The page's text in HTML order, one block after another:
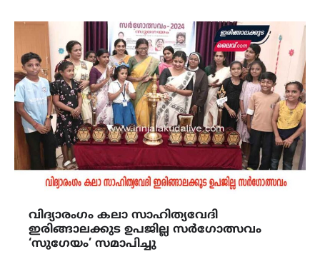
വിദ്യാരംഗം കലാ സാഹിത്യവേദി
ഇരിങ്ങാലക്കുട ഉപജില്ല സർഗോത്സവം
‘സുഗേയം’ സമാപിച്ചു